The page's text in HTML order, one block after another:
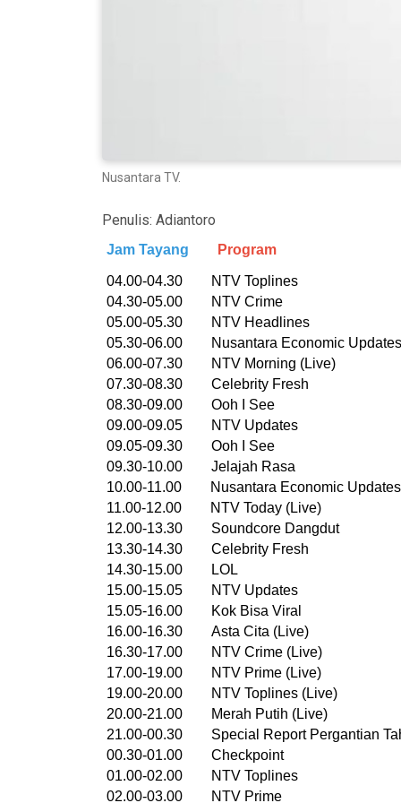
Nusantara TV.
Penulis: Adiantoro
Jam Tayang Program
04.00-04.30 NTV Toplines
04.30-05.00 NTV Crime
05.00-05.30 NTV Headlines
05.30-06.00 Nusantara Economic Updates
06.00-07.30 NTV Morning (Live)
07.30-08.30 Celebrity Fresh
08.30-09.00 Ooh I See
09.00-09.05 NTV Updates
09.05-09.30 Ooh I See
09.30-10.00 Jelajah Rasa
10.00-11.00 Nusantara Economic Updates
11.00-12.00 NTV Today (Live)
12.00-13.30 Soundcore Dangdut
13.30-14.30 Celebrity Fresh
14.30-15.00 LOL
15.00-15.05 NTV Updates
15.05-16.00 Kok Bisa Viral
16.00-16.30 Asta Cita (Live)
16.30-17.00 NTV Crime (Live)
17.00-19.00 NTV Prime (Live)
19.00-20.00 NTV Toplines (Live)
20.00-21.00 Merah Putih (Live)
21.00-00.30 Special Report Pergantian
00.30-01.00 Checkpoint
01.00-02.00 NTV Toplines
02.00-03.00 NTV Prime